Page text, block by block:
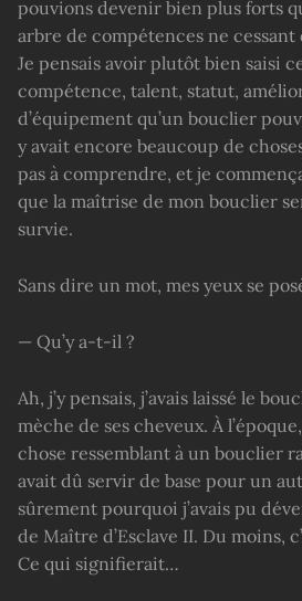
pouvions devenir bien plus forts
arbre de compétences ne
Je pensais avoir plutôt bien saisi
compétence, talent, statut,
d’équipement qu’un bouclier
y avait encore beaucoup de
pas à comprendre, et je
que la maîtrise de mon bouclier
survie.
Sans dire un mot, mes yeux se
— Qu’y a-t-il ?
Ah, j’y pensais, j’avais laissé le
mèche de ses cheveux. À
chose ressemblant à un bouclier
avait dû servir de base pour un
sûrement pourquoi j’avais pu
de Maître d’Esclave II. Du moins,
Ce qui signifierait…